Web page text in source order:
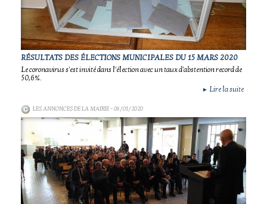
RÉSULTATS DES ÉLECTIONS MUNICIPALES DU 15 MARS 2020
Le coronavirus s'est invité dans l'élection avec un taux d'abstention record de
50,6%.
► Lire la suite
LES ANNONCES DE LA MAIRIE- 06/01/2020